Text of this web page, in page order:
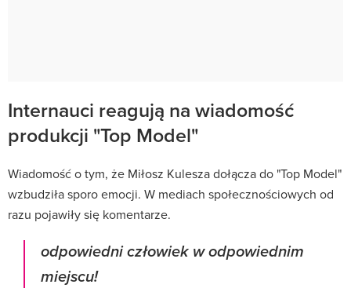
Internauci reagują na wiadomość
produkcji "Top Model"
Wiadomość o tym, że Miłosz Kulesza dołącza do "Top Model"
wzbudziła sporo emocji. W mediach społecznościowych od
razu pojawiły się komentarze.
odpowiedni człowiek w odpowiednim
miejscu!